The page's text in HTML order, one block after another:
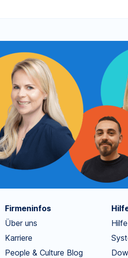
Firmeninfos
Über uns
Karriere
People & Culture Blog